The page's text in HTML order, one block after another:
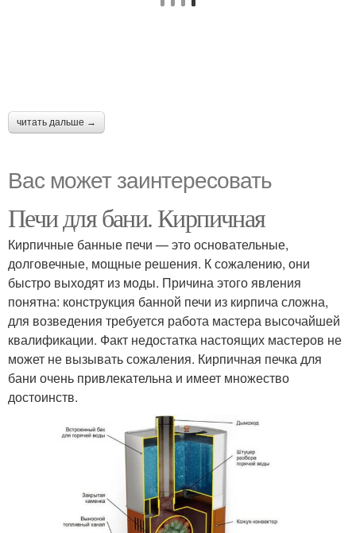
читать дальше →
Вас может заинтересовать
Печи для бани. Кирпичная
Кирпичные банные печи — это основательные,
долговечные, мощные решения. К сожалению, они
быстро выходят из моды. Причина этого явления
понятна: конструкция банной печи из кирпича сложна,
для возведения требуется работа мастера высочайшей
квалификации. Факт недостатка настоящих мастеров не
может не вызывать сожаления. Кирпичная печка для
бани очень привлекательна и имеет множество
достоинств.